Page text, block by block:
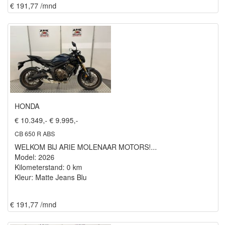
€ 191,77 /mnd
HONDA
€ 10.349,- € 9.995,-
CB 650 R ABS
WELKOM BIJ ARIE MOLENAAR MOTORS!...
Model: 2026
Kilometerstand: 0 km
Kleur: Matte Jeans Blu
€ 191,77 /mnd